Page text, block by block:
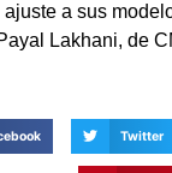
a sus
Lakhani, de
Twitter